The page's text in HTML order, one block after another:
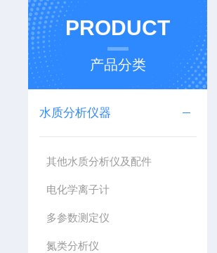
PRODUCT
产品分类
水质分析仪器
其他水质分析仪及配件
电化学离子计
多参数测定仪
氮类分析仪